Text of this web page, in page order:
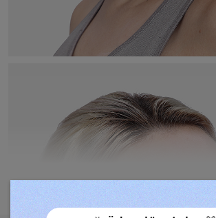
TOVÁBBIAK MEGJELENÍTÉSE